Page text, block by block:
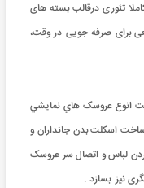
تئوری درقالب بسته های
برای صرفه جویی در وقت،
انوع عروسک هاي نمايشي
اسکلت بدن جانداران و
لباس و اتصال سر عروسک
نیز بسازد .